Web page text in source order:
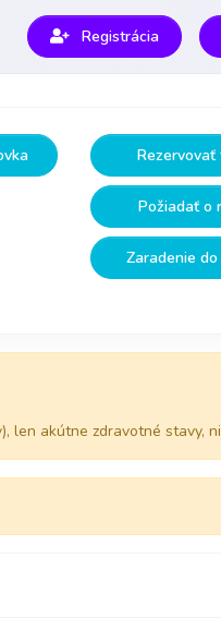
Registrácia
Rezervovať
Požiadať o
Zaradenie
len akútne zdravotné stavy,